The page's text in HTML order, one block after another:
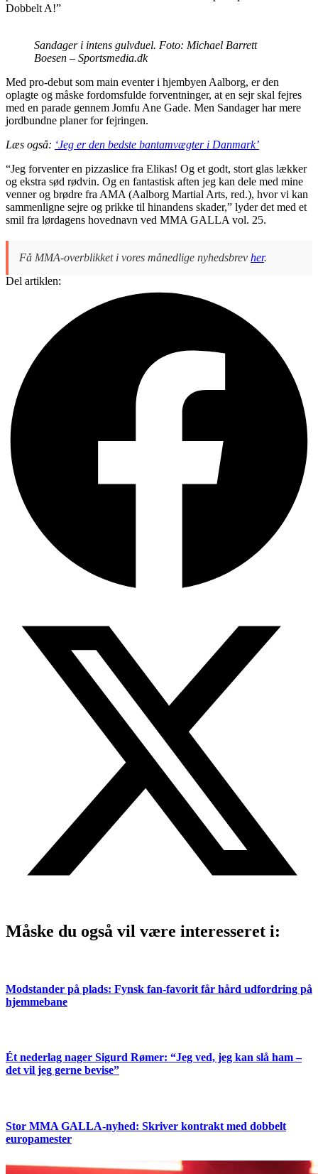
Dobbelt A!”
Sandager i intens gulvduel. Foto: Michael Barrett
Boesen – Sportsmedia.dk
Med pro-debut som main eventer i hjembyen Aalborg, er den
oplagte og måske fordomsfulde forventninger, at en sejr skal fejres
med en parade gennem Jomfu Ane Gade. Men Sandager har mere
jordbundne planer for fejringen.
Læs også: ‘Jeg er den bedste bantamvægter i Danmark’
“Jeg forventer en pizzaslice fra Elikas! Og et godt, stort glas lækker
og ekstra sød rødvin. Og en fantastisk aften jeg kan dele med mine
venner og brødre fra AMA (Aalborg Martial Arts, red.), hvor vi kan
sammenligne sejre og prikke til hinandens skader,” lyder det med et
smil fra lørdagens hovednavn ved MMA GALLA vol. 25.
Få MMA-overblikket i vores månedlige nyhedsbrev her.
Del artiklen:
Måske du også vil være interesseret i:
Modstander på plads: Fynsk fan-favorit får hård udfordring på
hjemmebane
Ét nederlag nager Sigurd Rømer: “Jeg ved, jeg kan slå ham –
det vil jeg gerne bevise”
Stor MMA GALLA-nyhed: Skriver kontrakt med dobbelt
europamester